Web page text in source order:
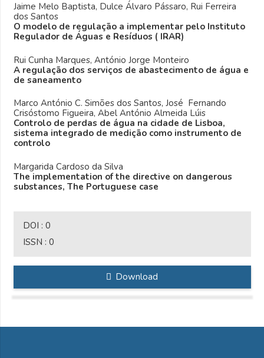
Jaime Melo Baptista, Dulce Álvaro Pássaro, Rui Ferreira
dos Santos
O modelo de regulação a implementar pelo Instituto
Regulador de Águas e Resíduos ( IRAR)
Rui Cunha Marques, António Jorge Monteiro
A regulação dos serviços de abastecimento de água e
de saneamento
Marco António C. Simões dos Santos, José Fernando
Crisóstomo Figueira, Abel António Almeida Lúis
Controlo de perdas de água na cidade de Lisboa,
sistema integrado de medição como instrumento de
controlo
Margarida Cardoso da Silva
The implementation of the directive on dangerous
substances, The Portuguese case
DOI : 0
ISSN : 0
Download